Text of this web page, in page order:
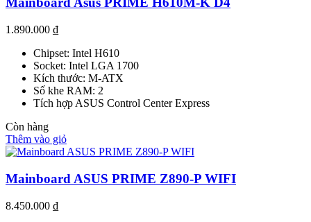
1.890.000 ₫
Chipset: Intel H610
Socket: Intel LGA 1700
Kích thước: M-ATX
Số khe RAM: 2
Tích hợp ASUS Control Center Express
Còn hàng
Thêm vào giỏ
Mainboard ASUS PRIME Z890-P WIFI
8.450.000 ₫